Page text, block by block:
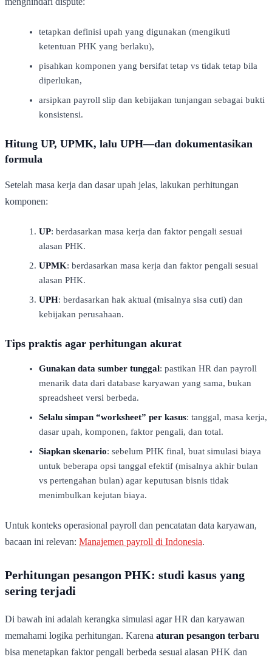
tetapkan definisi upah yang digunakan (mengikuti
ketentuan PHK yang berlaku),
pisahkan komponen yang bersifat tetap vs tidak tetap bila
diperlukan,
arsipkan payroll slip dan kebijakan tunjangan sebagai bukti
konsistensi.
Hitung UP, UPMK, lalu UPH—dan dokumentasikan
formula
Setelah masa kerja dan dasar upah jelas, lakukan perhitungan
komponen:
UP: berdasarkan masa kerja dan faktor pengali sesuai
alasan PHK.
UPMK: berdasarkan masa kerja dan faktor pengali sesuai
alasan PHK.
UPH: berdasarkan hak aktual (misalnya sisa cuti) dan
kebijakan perusahaan.
Tips praktis agar perhitungan akurat
Gunakan data sumber tunggal: pastikan HR dan payroll
menarik data dari database karyawan yang sama, bukan
spreadsheet versi berbeda.
Selalu simpan “worksheet” per kasus: tanggal, masa kerja,
dasar upah, komponen, faktor pengali, dan total.
Siapkan skenario: sebelum PHK final, buat simulasi biaya
untuk beberapa opsi tanggal efektif (misalnya akhir bulan
vs pertengahan bulan) agar keputusan bisnis tidak
menimbulkan kejutan biaya.
Untuk konteks operasional payroll dan pencatatan data karyawan,
bacaan ini relevan: Manajemen payroll di Indonesia.
Perhitungan pesangon PHK: studi kasus yang
sering terjadi
Di bawah ini adalah kerangka simulasi agar HR dan karyawan
memahami logika perhitungan. Karena aturan pesangon terbaru
bisa menetapkan faktor pengali berbeda sesuai alasan PHK dan